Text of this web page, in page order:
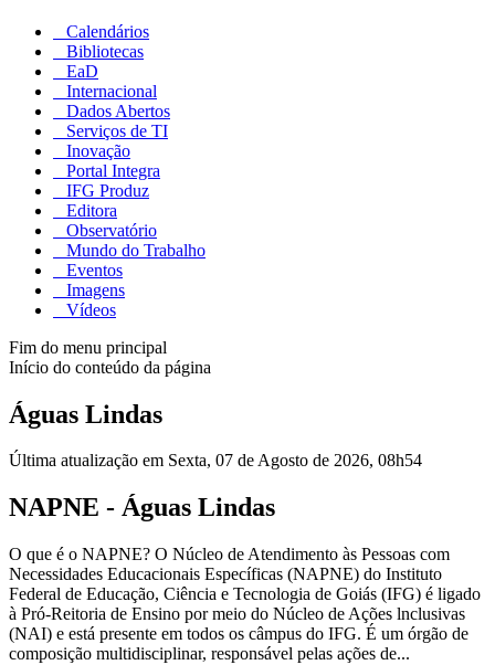
Calendários
Bibliotecas
EaD
Internacional
Dados Abertos
Serviços de TI
Inovação
Portal Integra
IFG Produz
Editora
Observatório
Mundo do Trabalho
Eventos
Imagens
Vídeos
Fim do menu principal
Início do conteúdo da página
Águas Lindas
Última atualização em Sexta, 07 de Agosto de 2026, 08h54
NAPNE - Águas Lindas
O que é o NAPNE? O Núcleo de Atendimento às Pessoas com
Necessidades Educacionais Específicas (NAPNE) do Instituto
Federal de Educação, Ciência e Tecnologia de Goiás (IFG) é ligado
à Pró-Reitoria de Ensino por meio do Núcleo de Ações lnclusivas
(NAI) e está presente em todos os câmpus do IFG. É um órgão de
composição multidisciplinar, responsável pelas ações de...